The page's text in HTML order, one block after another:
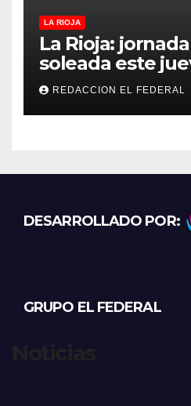
LA RIOJA
La Rioja:
soleada este
temperaturas
el viernes
REDACCION EL FEDERAL
DESARROLLADO POR:
GRUPO EL FEDERAL